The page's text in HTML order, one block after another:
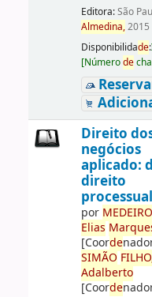
Editora:São
Almedina,2015
Disponibilidade:
[Númerode
Direito
negócios
aplicado:
direito
por MEDE
Elias
[Coorde
SIMÃO
Adalberto
[Coorde